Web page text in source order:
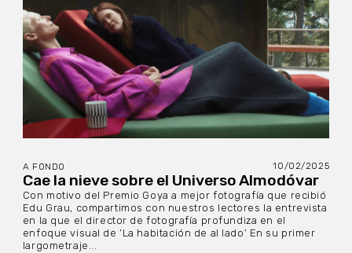
A FONDO 10/02/2025
Cae la nieve sobre el Universo Almodóvar
Con motivo del Premio Goya a mejor fotografía que recibió
Edu Grau, compartimos con nuestros lectores la entrevista
en la que el director de fotografía profundiza en el
enfoque visual de ‘La habitación de al lado’ En su primer
largometraje...